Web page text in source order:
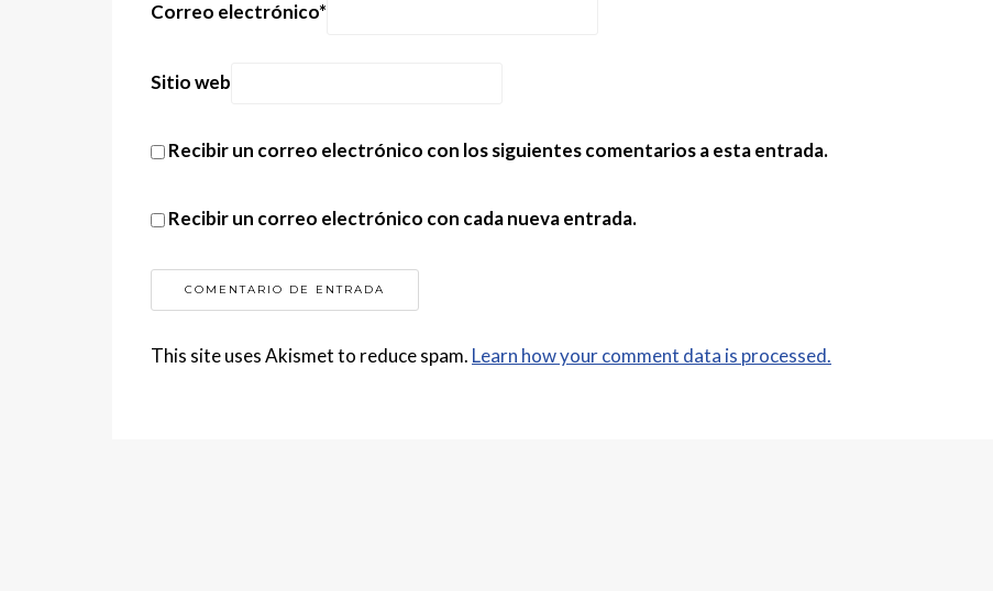
Correo electrónico*
Sitio web
Recibir un correo electrónico con los siguientes comentarios a esta entrada.
Recibir un correo electrónico con cada nueva entrada.
This site uses Akismet to reduce spam. Learn how your comment data is processed.